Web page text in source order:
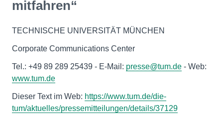
mitfahren“
TECHNISCHE UNIVERSITÄT MÜNCHEN
Corporate Communications Center
Tel.: +49 89 289 25439 - E-Mail: presse@tum.de - Web:
www.tum.de
Dieser Text im Web: https://www.tum.de/die-
tum/aktuelles/pressemitteilungen/details/37129